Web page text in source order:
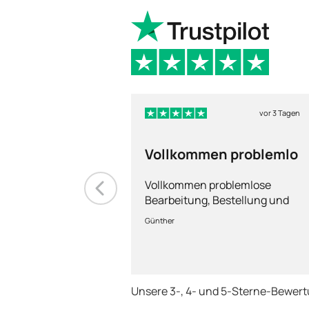
vor 3 Tagen
Vollkommen problemlo
Vollkommen problemlose
Bearbeitung, Bestellung und
Lieferung
Günther
Unsere 3-, 4- und 5-Sterne-